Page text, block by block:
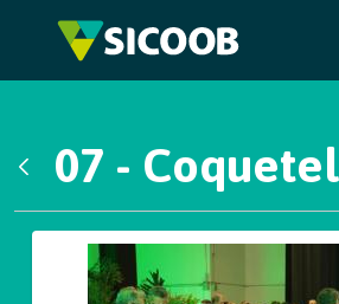
Pular para o Conteúdo principal
07 - Coquetel
Galeria de Mídias